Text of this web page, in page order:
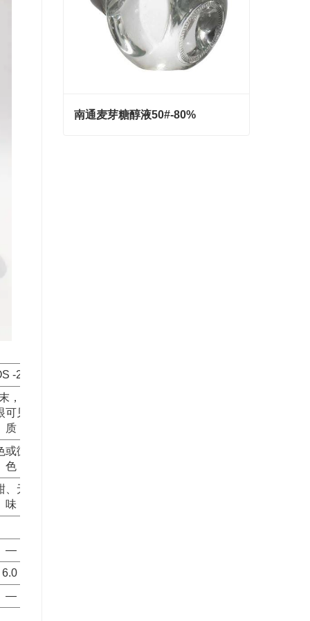
-20P
， 无
可见杂
质
或微黄
色
、无异
味
—
6.0
—
南通麦芽糖醇液50#-80%